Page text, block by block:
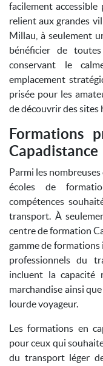
facilement
relient aux grandes
Millau, à seulement
bénéficier de
conservant le
emplacement
prisée pour les
de découvrir des
Formations
Capadistance
Parmi les
écoles de
compétences
transport. À
centre de formation
gamme de
professionnels du
incluent la capacité
marchandise ainsi
lourde voyageur.
Les formations en
pour ceux qui
du transport léger